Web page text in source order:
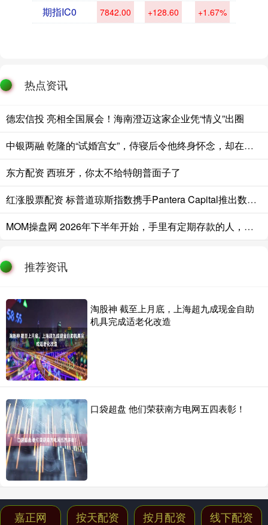
期指IC0 7842.00 +128.60 +1.67%
热点资讯
德宏信投 亮相全国展会！海南澄迈这家企业凭“情义”出圈
中银两融 乾隆的“试婚宫女”，侍寝后令他终身怀念，却在多年后骂死她儿子
东方配资 西班牙，你太不给特朗普面子了
红涨股票配资 标普道琼斯指数携手Pantera Capital推出数字资产新指数
MOM操盘网 2026年下半年开始，手里有定期存款的人，应该早点做好两手准备
推荐资讯
淘股神 截至上月底，上海超九成现金自助
机具完成适老化改造
口袋超盘 他们荣获南方电网五四表彰！
嘉正网 按天配资 按月配资 线下配资